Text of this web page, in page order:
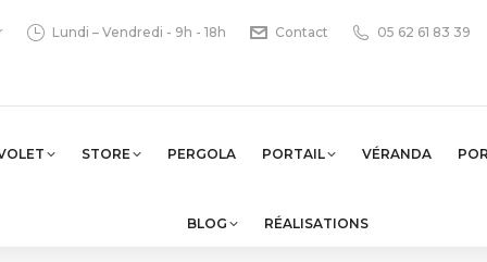
Lundi – Vendredi - 9h - 18h Contact 05 62 61 83 39
STORE PERGOLA PORTAIL VÉRANDA
BLOG RÉALISATIONS